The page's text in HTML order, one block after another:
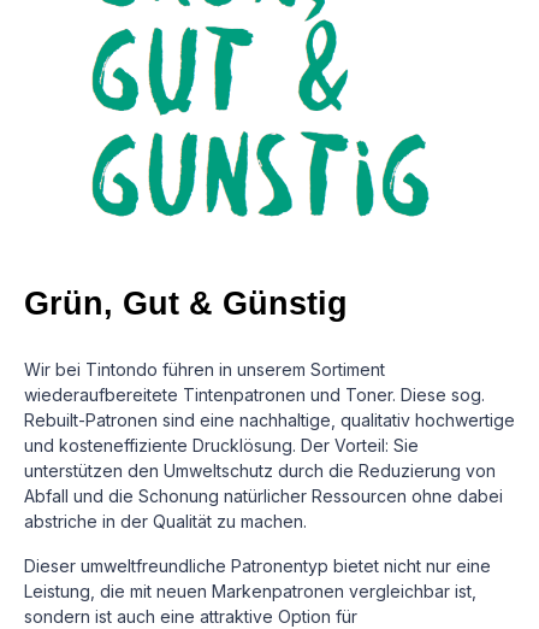
Grün, Gut & Günstig
Wir bei Tintondo führen in unserem Sortiment
wiederaufbereitete Tintenpatronen und Toner. Diese sog.
Rebuilt-Patronen sind eine nachhaltige, qualitativ hochwertige
und kosteneffiziente Drucklösung. Der Vorteil: Sie
unterstützen den Umweltschutz durch die Reduzierung von
Abfall und die Schonung natürlicher Ressourcen ohne dabei
abstriche in der Qualität zu machen.
Dieser umweltfreundliche Patronentyp bietet nicht nur eine
Leistung, die mit neuen Markenpatronen vergleichbar ist,
sondern ist auch eine attraktive Option für